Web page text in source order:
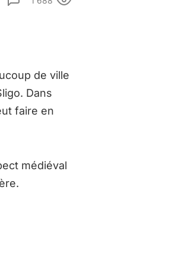
de ville
Dans
faire en
médiéval